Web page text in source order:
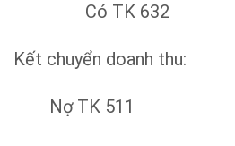
Có TK 632
Kết chuyển doanh thu:
Nợ TK 511